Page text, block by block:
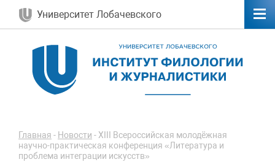
Университет Лобачевского
Главная - Новости - XIII Всероссийская молодёжная
научно-практическая конференция «Литература и
проблема интеграции искусств»